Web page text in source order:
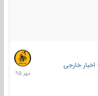
خارجی
27
مهر
1395